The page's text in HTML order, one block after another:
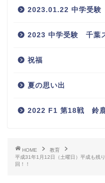
2023.01.22 中学受
2023 中学受験 千葉
祝福
夏の思い出
2022 F1 第18戦 鈴
HOME
教育
平成31年1月12日（土曜日）平成も残
回！！